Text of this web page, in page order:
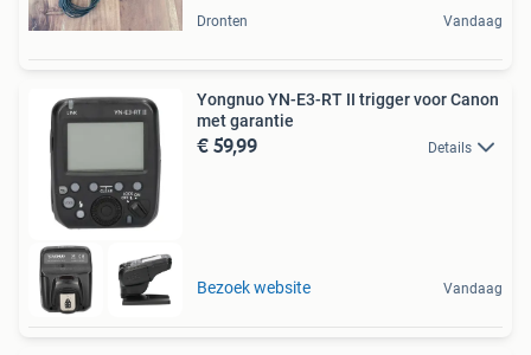
Dronten Vandaag
Yongnuo YN-E3-RT II trigger voor Canon
met garantie
€ 59,99 Details
Bezoek website Vandaag